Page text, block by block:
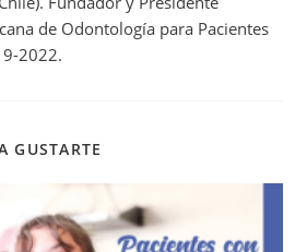
de Odontología para Pacientes
2022.
GUSTARTE